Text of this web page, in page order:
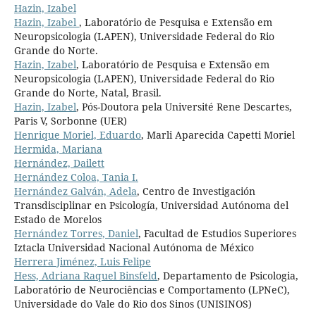
Hazin, Izabel
Hazin, Izabel , Laboratório de Pesquisa e Extensão em
Neuropsicologia (LAPEN), Universidade Federal do Rio
Grande do Norte.
Hazin, Izabel, Laboratório de Pesquisa e Extensão em
Neuropsicologia (LAPEN), Universidade Federal do Rio
Grande do Norte, Natal, Brasil.
Hazin, Izabel, Pós-Doutora pela Université Rene Descartes,
Paris V, Sorbonne (UER)
Henrique Moriel, Eduardo, Marli Aparecida Capetti Moriel
Hermida, Mariana
Hernández, Dailett
Hernández Coloa, Tania I.
Hernández Galván, Adela, Centro de Investigación
Transdisciplinar en Psicología, Universidad Autónoma del
Estado de Morelos
Hernández Torres, Daniel, Facultad de Estudios Superiores
Iztacla Universidad Nacional Autónoma de México
Herrera Jiménez, Luis Felipe
Hess, Adriana Raquel Binsfeld, Departamento de Psicologia,
Laboratório de Neurociências e Comportamento (LPNeC),
Universidade do Vale do Rio dos Sinos (UNISINOS)